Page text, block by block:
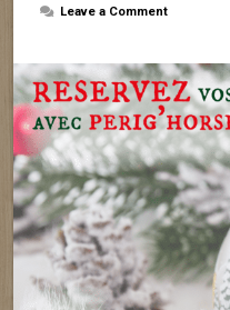
Leave a Comment